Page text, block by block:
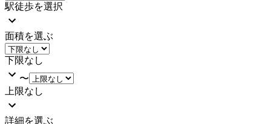
駅徒歩を選択
面積を選ぶ
下限なし
〜
上限なし
詳細を選ぶ